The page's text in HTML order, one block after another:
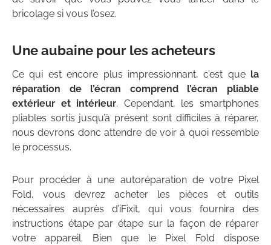
bricolage si vous l’osez.
Une aubaine pour les acheteurs
Ce qui est encore plus impressionnant, c’est que la
réparation de l’écran comprend l’écran pliable
extérieur et intérieur. Cependant, les smartphones
pliables sortis jusqu’à présent sont difficiles à réparer,
nous devrons donc attendre de voir à quoi ressemble
le processus.
Pour procéder à une autoréparation de votre Pixel
Fold, vous devrez acheter les pièces et outils
nécessaires auprès d’iFixit, qui vous fournira des
instructions étape par étape sur la façon de réparer
votre appareil. Bien que le Pixel Fold dispose